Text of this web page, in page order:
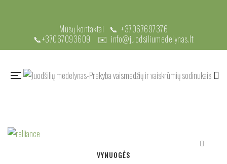
Mūsų kontaktai 📞 +37067697376
📞+37067093609 ✉️ info@juodsiliumedelynas.lt
VYNUOGĖS